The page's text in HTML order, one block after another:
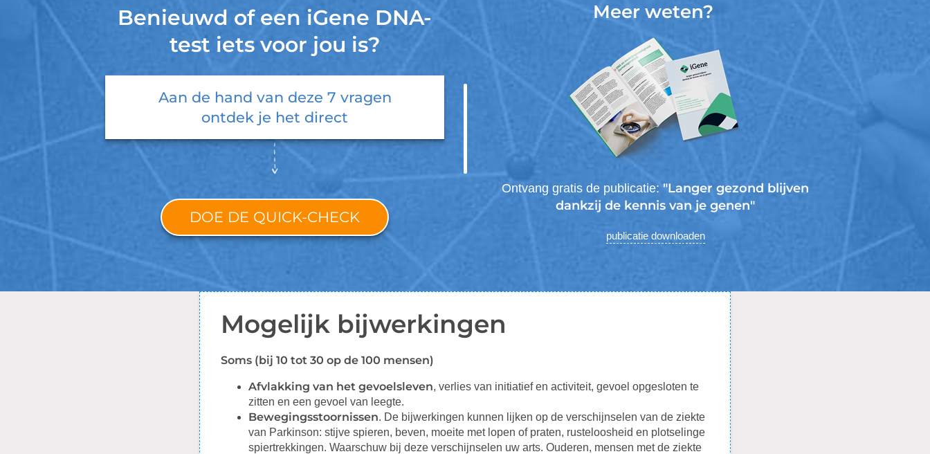
Benieuwd of een iGene DNA-
test iets voor jou is?
Aan de hand van deze 7 vragen
ontdek je het direct
DOE DE QUICK-CHECK
Meer weten?
Ontvang gratis de publicatie: "Langer gezond blijven
dankzij de kennis van je genen"
publicatie downloaden
Mogelijk bijwerkingen
Soms (bij 10 tot 30 op de 100 mensen)
Afvlakking van het gevoelsleven, verlies van initiatief en activiteit, gevoel opgesloten te
zitten en een gevoel van leegte.
Bewegingsstoornissen. De bijwerkingen kunnen lijken op de verschijnselen van de ziekte
van Parkinson: stijve spieren, beven, moeite met lopen of praten, rusteloosheid en plotselinge
spiertrekkingen. Waarschuw bij deze verschijnselen uw arts. Ouderen, mensen met de ziekte